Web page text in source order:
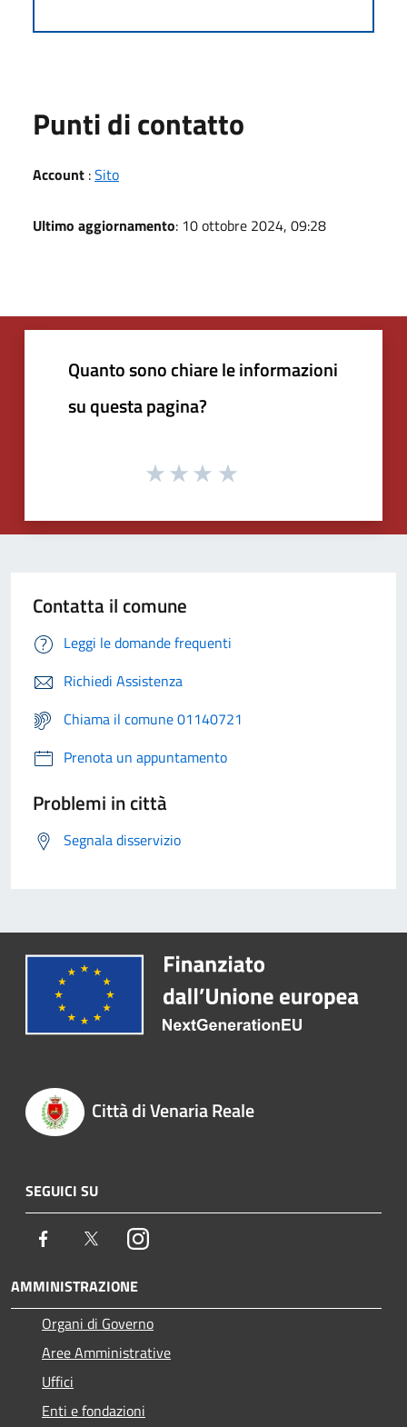
Punti di contatto
Account :Sito
Ultimo aggiornamento: 10 ottobre 2024, 09:28
Quanto sono chiare le informazioni
su questa pagina?
Contatta il comune
Leggi le domande frequenti
Richiedi Assistenza
Chiama il comune 01140721
Prenota un appuntamento
Problemi in città
Segnala disservizio
Città di Venaria Reale
SEGUICI SU
Facebook TwitterInstagram
AMMINISTRAZIONE
Organi di Governo
Aree Amministrative
Uffici
Enti e fondazioni